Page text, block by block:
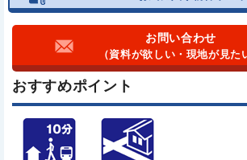
お問い合わせ
（資料が欲しい・現地が見た
おすすめポイント